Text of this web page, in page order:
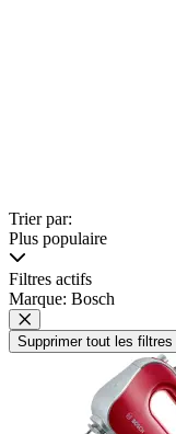
Trier par:
Plus populaire
Filtres actifs
Marque: Bosch
Supprimer tout les filtres